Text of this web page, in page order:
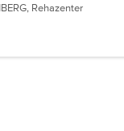
Rehazenter